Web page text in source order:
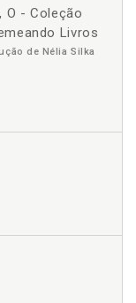
O - Coleção
Livros
de Nélia Silka